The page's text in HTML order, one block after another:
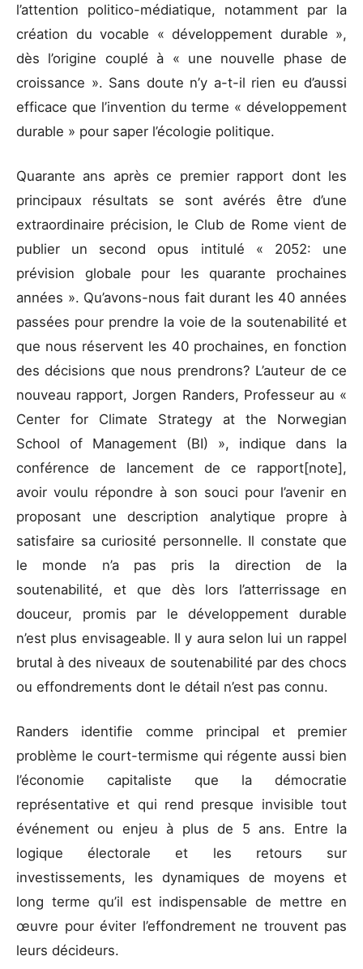
l’attention politico-médiatique, notamment par la
création du vocable « développement durable »,
dès l’origine couplé à « une nouvelle phase de
croissance ». Sans doute n’y a-t-il rien eu d’aussi
efficace que l’invention du terme « développement
durable » pour saper l’écologie politique.
Quarante ans après ce premier rapport dont les
principaux résultats se sont avérés être d’une
extraordinaire précision, le Club de Rome vient de
publier un second opus intitulé « 2052: une
prévision globale pour les quarante prochaines
années ». Qu’avons-nous fait durant les 40 années
passées pour prendre la voie de la soutenabilité et
que nous réservent les 40 prochaines, en fonction
des décisions que nous prendrons? L’auteur de ce
nouveau rapport, Jorgen Randers, Professeur au «
Center for Climate Strategy at the Norwegian
School of Management (BI) », indique dans la
conférence de lancement de ce rapport[note],
avoir voulu répondre à son souci pour l’avenir en
proposant une description analytique propre à
satisfaire sa curiosité personnelle. Il constate que
le monde n’a pas pris la direction de la
soutenabilité, et que dès lors l’atterrissage en
douceur, promis par le développement durable
n’est plus envisageable. Il y aura selon lui un rappel
brutal à des niveaux de soutenabilité par des chocs
ou effondrements dont le détail n’est pas connu.
Randers identifie comme principal et premier
problème le court-termisme qui régente aussi bien
l’économie capitaliste que la démocratie
représentative et qui rend presque invisible tout
événement ou enjeu à plus de 5 ans. Entre la
logique électorale et les retours sur
investissements, les dynamiques de moyens et
long terme qu’il est indispensable de mettre en
œuvre pour éviter l’effondrement ne trouvent pas
leurs décideurs.